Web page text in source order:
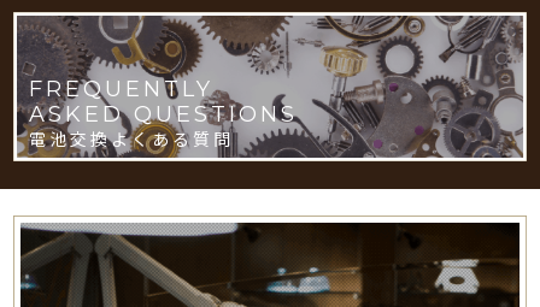
FREQUENTLY
ASKED QUESTIONS
電池交換よくある質問